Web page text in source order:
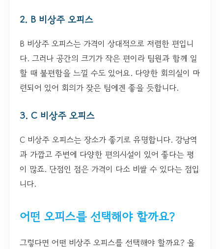
2. B 비상주 오피스
B 비상주 오피스는 가격이 상대적으로 저렴한 편입니
다. 그러나 공간의 크기가 작은 편이라 팀원과 함께 일
할 때 불편함을 느낄 수도 있어요. 다양한 회의실이 마
련되어 있어 회의가 잦은 팀에겐 좋을 듯합니다.
3. C 비상주 오피스
C 비상주 오피스는 장소가 좋기로 유명합니다. 강남역
과 가깝고 주변에 다양한 편의시설이 있어 좋다는 평
이 많죠. 단점인 점은 가격이 다소 비쌀 수 있다는 점입
니다.
어떤 오피스를 선택해야 할까요?
그렇다면 어떤 비상주 오피스를 선택해야 할까요? 올